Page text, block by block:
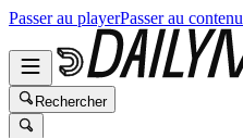
Passer au playerPasser au
Rechercher